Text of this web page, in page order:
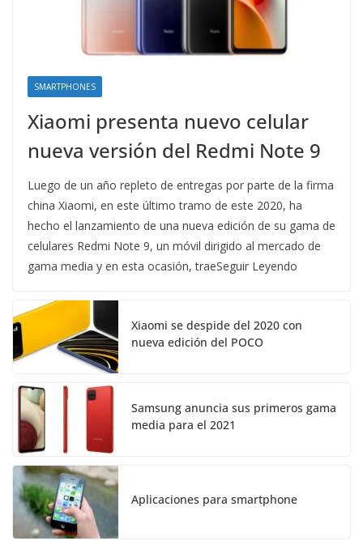
SMARTPHONES
Xiaomi presenta nuevo celular
nueva versión del Redmi Note 9
Luego de un año repleto de entregas por parte de la firma
china Xiaomi, en este último tramo de este 2020, ha
hecho el lanzamiento de una nueva edición de su gama de
celulares Redmi Note 9, un móvil dirigido al mercado de
gama media y en esta ocasión, traeSeguir Leyendo
Xiaomi se despide del 2020 con
nueva edición del POCO
Samsung anuncia sus primeros gama
media para el 2021
Aplicaciones para smartphone